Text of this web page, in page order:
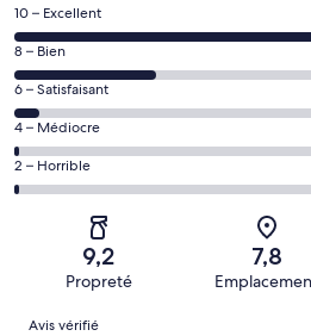
Note
des
voyageurs
de 10
(Excellent),
d’après 387 avis
sur 588.
10 – Excellent
Note
des
voyageurs
de 8
(Bien),
d’après 163 avis
8 – Bien
Note
des
voyageurs
de 6
(Satisfaisant),
d’après 27 avis
6 – Satisfaisant
Note
des
voyageurs
(Médiocre),
d’après 4 avis
sur 588.
4 – Médiocre
Note
des
voyageurs
(Horrible),
d’après 7 avis
sur 588.
2 – Horrible
9,2
Propreté
7,8
Avis
Avis vérifié